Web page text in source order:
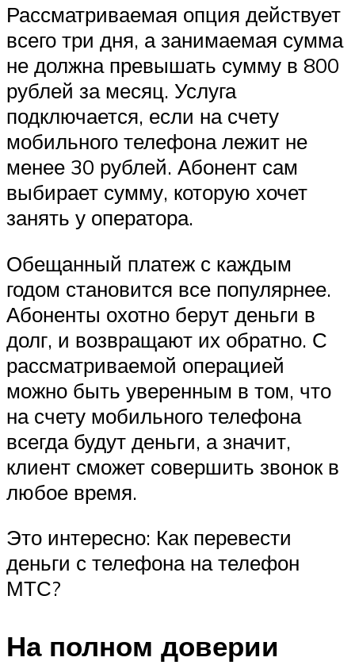
Рассматриваемая опция действует
всего три дня, а занимаемая сумма
не должна превышать сумму в 800
рублей за месяц. Услуга
подключается, если на счету
мобильного телефона лежит не
менее 30 рублей. Абонент сам
выбирает сумму, которую хочет
занять у оператора.
Обещанный платеж с каждым
годом становится все популярнее.
Абоненты охотно берут деньги в
долг, и возвращают их обратно. С
рассматриваемой операцией
можно быть уверенным в том, что
на счету мобильного телефона
всегда будут деньги, а значит,
клиент сможет совершить звонок в
любое время.
Это интересно: Как перевести
деньги с телефона на телефон
МТС?
На полном доверии